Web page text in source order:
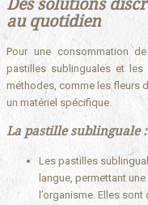
Des solutions
au quotidien
Pour une consommation
pastilles sublinguales et les
méthodes, comme les fleurs
un matériel spécifique.
La pastille sublinguale
Les pastilles
langue, permettant
l’organisme. Elles